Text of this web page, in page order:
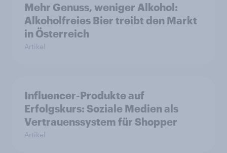
Mehr Genuss, weniger Alkohol:
Alkoholfreies Bier treibt den Markt
in Österreich
Artikel
Influencer-Produkte auf
Erfolgskurs: Soziale Medien als
Vertrauenssystem für Shopper
Artikel